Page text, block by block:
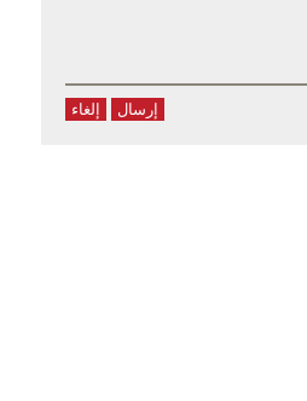
إرسال إلغاء